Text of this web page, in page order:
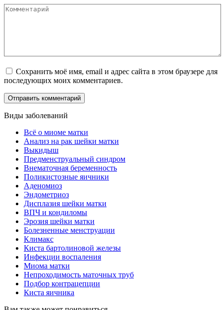
Комментарий
Сохранить моё имя, email и адрес сайта в этом браузере для
последующих моих комментариев.
Виды заболеваний
Всё о миоме матки
Анализ на рак шейки матки
Выкидыш
Предменструальный синдром
Внематочная беременность
Поликистозные яичники
Аденомиоз
Эндометриоз
Дисплазия шейки матки
ВПЧ и кондиломы
Эрозия шейки матки
Болезненные менструации
Климакс
Киста бартолиновой железы
Инфекции воспаления
Миома матки
Непроходимость маточных труб
Подбор контрацепции
Киста яичника